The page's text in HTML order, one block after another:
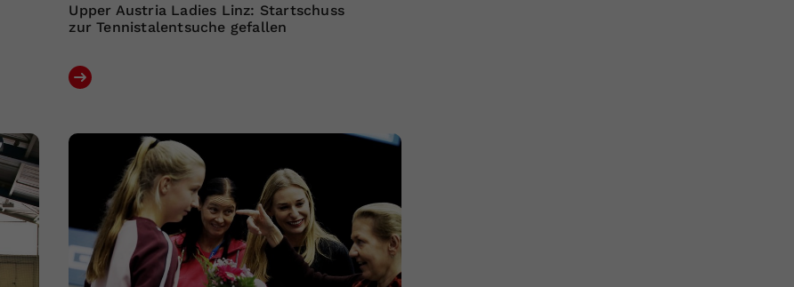
Upper Austria Ladies Linz: Startschuss
zur Tennistalentsuche gefallen